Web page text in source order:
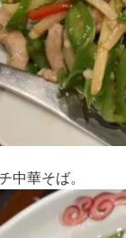
中華そば。